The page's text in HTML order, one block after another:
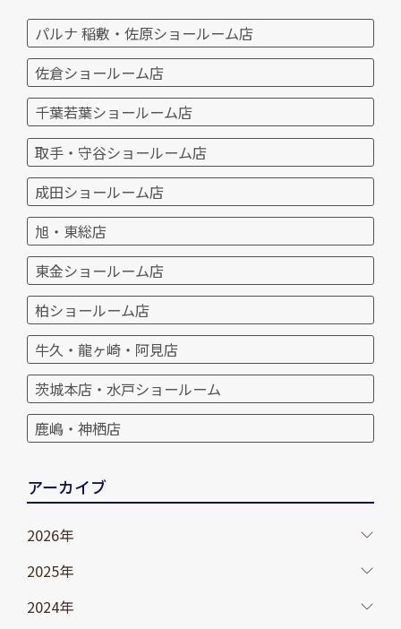
パルナ 稲敷・佐原ショールーム店
佐倉ショールーム店
千葉若葉ショールーム店
取手・守谷ショールーム店
成田ショールーム店
旭・東総店
東金ショールーム店
柏ショールーム店
牛久・龍ヶ崎・阿見店
茨城本店・水戸ショールーム
鹿嶋・神栖店
アーカイブ
2026年
2025年
2024年